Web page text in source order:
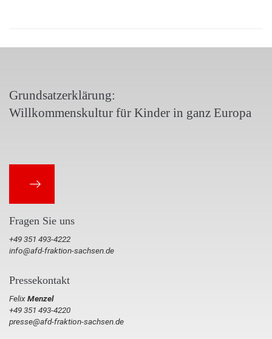
Grundsatzerklärung:
Willkommenskultur für Kinder in ganz Europa
Fragen Sie uns
+49 351 493-4222
info@afd-fraktion-sachsen.de
Pressekontakt
FelixMenzel
+49 351 493-4220
presse@afd-fraktion-sachsen.de